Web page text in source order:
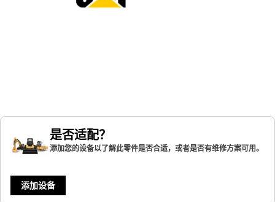
是否适配？
添加您的设备以了解此零件是否合适，或者是否有维修方案可用。
添加设备